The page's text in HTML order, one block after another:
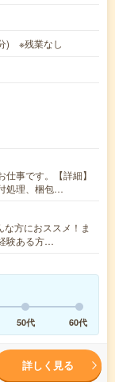
) ※残業なし
事です。【詳細】
処理、梱包…
方におススメ！ま
験ある方…
50代 60代
詳しく見る